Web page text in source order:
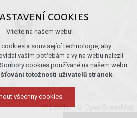
Leaflet |
cookies
Vítejte na našem webu!
cookies a související technologie, aby
vašim potřebám a vy na webu nalezli
cookies používané na našem webu
totožnosti uživatelů stránek.
všechny cookies